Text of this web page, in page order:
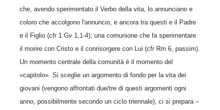
che, avendo sperimentato il Verbo della vita, lo annunciano e
coloro che accolgono l'annuncio, e ancora tra questi e il Padre
e il Figlio (cfr 1 Gv 1,1-4); una comunione che fa sperimentare
il morire con Cristo e il conrisorgere con Lui (cfr Rm 6, passim).
Un momento centrale della comunità è il momento del
«capitolo». Si sceglie un argomento di fondo per la vita dei
giovani (vengono affrontati due/tre di questi argomenti ogni
anno, possibilmente secondo un ciclo triennale), ci si prepara –